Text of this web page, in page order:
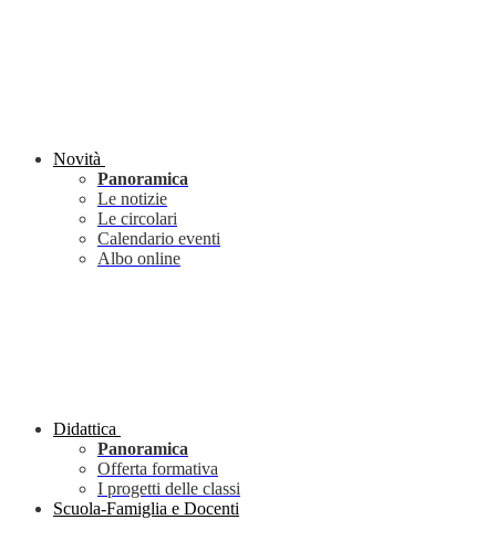
Novità
Panoramica
Le notizie
Le circolari
Calendario eventi
Albo online
Didattica
Panoramica
Offerta formativa
I progetti delle classi
Scuola-Famiglia e Docenti